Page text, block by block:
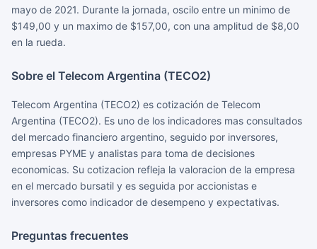
mayo de 2021. Durante la jornada, oscilo entre un minimo de
$149,00 y un maximo de $157,00, con una amplitud de $8,00
en la rueda.
Sobre el Telecom Argentina (TECO2)
Telecom Argentina (TECO2) es cotización de Telecom
Argentina (TECO2). Es uno de los indicadores mas consultados
del mercado financiero argentino, seguido por inversores,
empresas PYME y analistas para toma de decisiones
economicas. Su cotizacion refleja la valoracion de la empresa
en el mercado bursatil y es seguida por accionistas e
inversores como indicador de desempeno y expectativas.
Preguntas frecuentes